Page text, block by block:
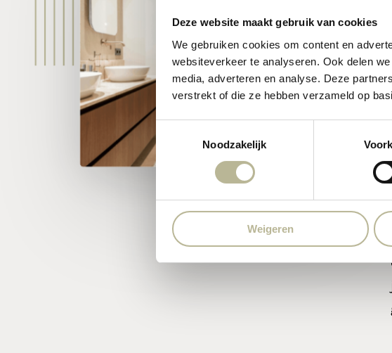
Deze website maakt gebruik van cookies
We gebruiken cookies om content en
websiteverkeer te analyseren. Ook delen
media, adverteren en analyse. Deze
verstrekt of die ze hebben verzameld op
Noodzakelijk
Weigeren